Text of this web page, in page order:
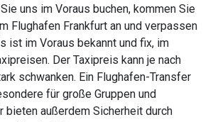
uns im Voraus buchen, kommen Sie
Flughafen Frankfurt an und verpassen
ist im Voraus bekannt und fix, im
Der Taxipreis kann je nach
schwanken. Ein Flughafen-Transfer
für große Gruppen und
bieten außerdem Sicherheit durch